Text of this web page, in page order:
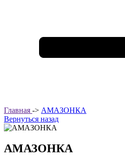
Главная -> АМАЗОНКА
Вернуться назад
АМАЗОНКА